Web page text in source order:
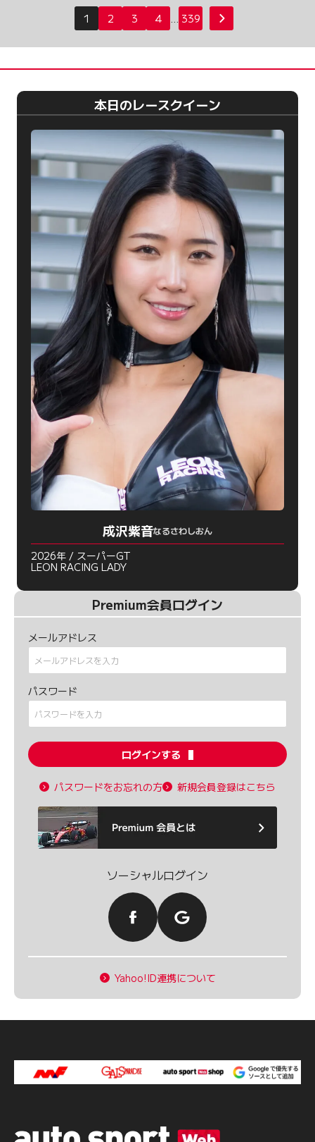
の
ペ
ー
ジ
送
り
1 2 3 4 … 339 次へ
本日のレースクイーン
成沢紫音なるさわしおん
2026年 / スーパーGT
LEON RACING LADY
Premium会員ログイン
メールアドレス
パスワード
ログインする
パスワードをお忘れの方 新規会員登録はこちら
ソーシャルログイン
Yahoo!ID連携について